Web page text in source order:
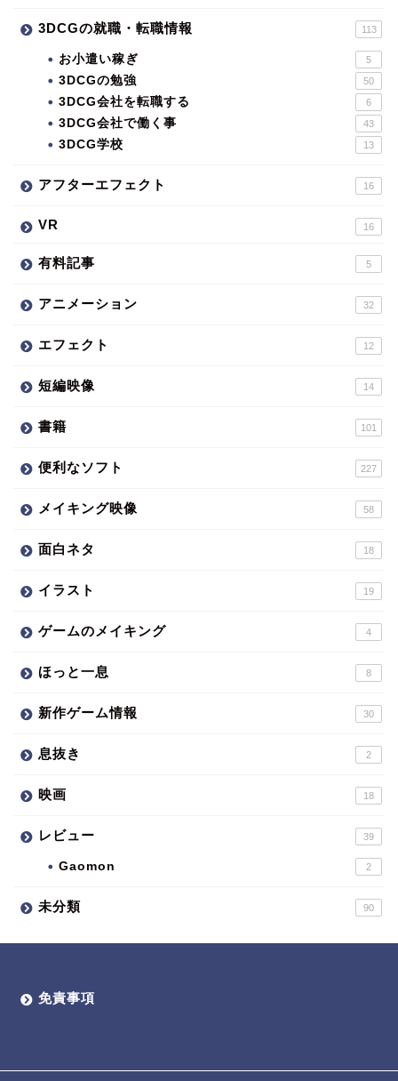
3DCGの就職・転職情報 113
お小遣い稼ぎ 5
3DCGの勉強 50
3DCG会社を転職する 6
3DCG会社で働く事 43
3DCG学校 13
アフターエフェクト 16
VR 16
有料記事 5
アニメーション 32
エフェクト 12
短編映像 14
書籍 101
便利なソフト 227
メイキング映像 58
面白ネタ 18
イラスト 19
ゲームのメイキング 4
ほっと一息 8
新作ゲーム情報 30
息抜き 2
映画 18
レビュー 39
Gaomon 2
未分類 90
免責事項